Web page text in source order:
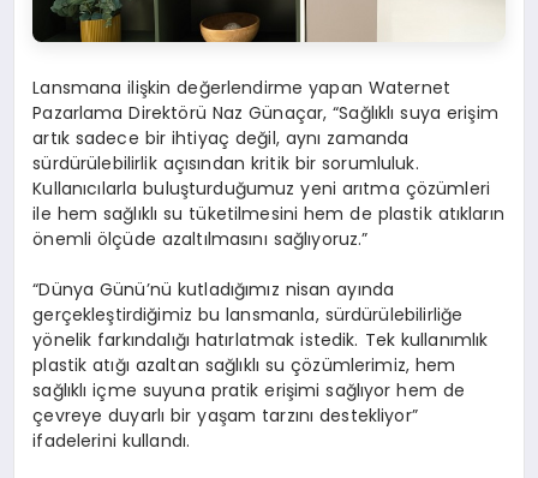
Lansmana ilişkin değerlendirme yapan Waternet
Pazarlama Direktörü Naz Günaçar, “Sağlıklı suya erişim
artık sadece bir ihtiyaç değil, aynı zamanda
sürdürülebilirlik açısından kritik bir sorumluluk.
Kullanıcılarla buluşturduğumuz yeni arıtma çözümleri
ile hem sağlıklı su tüketilmesini hem de plastik atıkların
önemli ölçüde azaltılmasını sağlıyoruz.”
“Dünya Günü’nü kutladığımız nisan ayında
gerçekleştirdiğimiz bu lansmanla, sürdürülebilirliğe
yönelik farkındalığı hatırlatmak istedik. Tek kullanımlık
plastik atığı azaltan sağlıklı su çözümlerimiz, hem
sağlıklı içme suyuna pratik erişimi sağlıyor hem de
çevreye duyarlı bir yaşam tarzını destekliyor”
ifadelerini kullandı.